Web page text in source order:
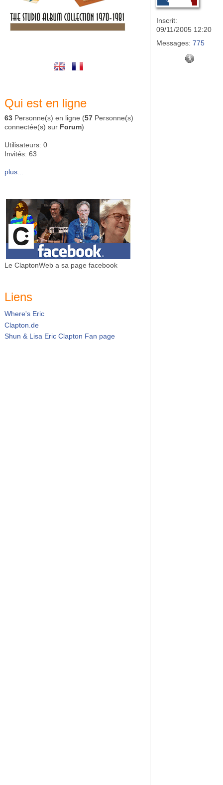
Qui est en ligne
63 Personne(s) en ligne (57 Personne(s)
connectée(s) sur Forum)
Utilisateurs: 0
Invités: 63
plus...
Le ClaptonWeb a sa page facebook
Liens
Where's Eric
Clapton.de
Shun & Lisa Eric Clapton Fan page
Inscrit:
09/11/2005 12:20
Messages: 775